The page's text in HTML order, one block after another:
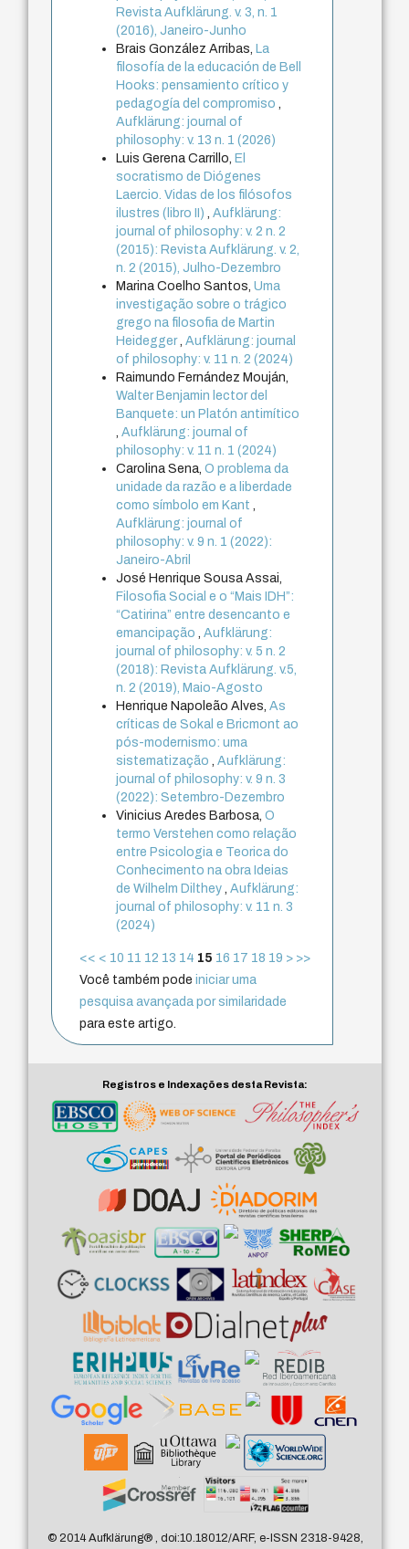
Revista Aufklärung. v. 3, n. 1
(2016), Janeiro-Junho
Brais González Arribas, La
filosofía de la educación de Bell
Hooks: pensamiento crítico y
pedagogía del compromiso,
Aufklärung: journal of
philosophy: v. 13 n. 1 (2026)
Luis Gerena Carrillo, El
socratismo de Diógenes
Laercio. Vidas de los filósofos
ilustres (libro II),Aufklärung:
journal of philosophy: v. 2 n. 2
(2015): Revista Aufklärung. v. 2,
n. 2 (2015), Julho-Dezembro
Marina Coelho Santos,Uma
investigação sobre o trágico
grego na filosofia de Martin
Heidegger,Aufklärung: journal
of philosophy: v. 11 n. 2 (2024)
Raimundo Fernández Mouján,
Walter Benjamin lector del
Banquete: un Platón antimítico
,Aufklärung: journal of
philosophy: v. 11 n. 1 (2024)
Carolina Sena,O problema da
unidade da razão e a liberdade
como símbolo em Kant,
Aufklärung: journal of
philosophy: v. 9 n. 1 (2022):
Janeiro-Abril
José Henrique Sousa Assai,
Filosofia Social e o “Mais IDH”:
“Catirina” entre desencanto e
emancipação,Aufklärung:
journal of philosophy: v. 5 n. 2
(2018): Revista Aufklärung. v.5,
n. 2 (2019), Maio-Agosto
Henrique Napoleão Alves,As
críticas de Sokal e Bricmont ao
pós-modernismo: uma
sistematização,Aufklärung:
journal of philosophy: v. 9 n. 3
(2022): Setembro-Dezembro
Vinicius Aredes Barbosa,O
termo Verstehen como relação
entre Psicologia e Teorica do
Conhecimento na obra Ideias
de Wilhelm Dilthey,Aufklärung:
journal of philosophy: v. 11 n. 3
(2024)
<< < 10 11 12 13 14 15 16 17 18 19 > >>
Você também podeiniciar uma
pesquisa avançada por similaridade
para este artigo.
Registros e Indexações desta Revista:
© 2014 Aufklärung®, doi:10.18012/ARF, e-ISSN 2318-9428,